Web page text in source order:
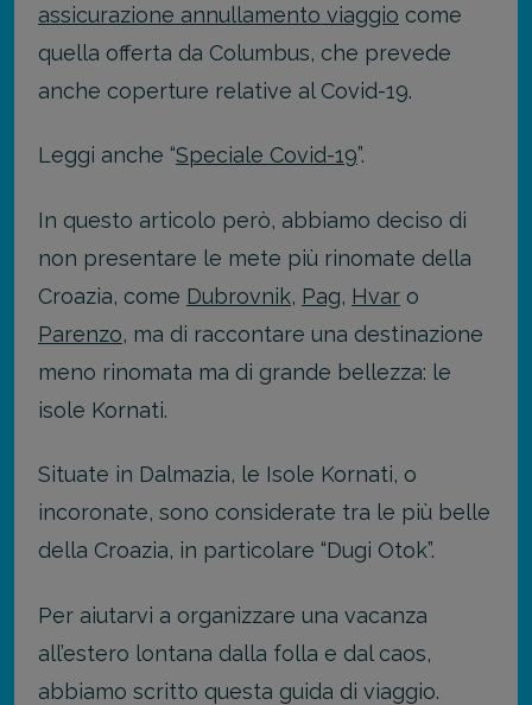
assicurazione annullamento viaggio come
quella offerta da Columbus, che prevede
anche coperture relative al Covid-19.
Leggi anche “Speciale Covid-19”.
In questo articolo però, abbiamo deciso di
non presentare le mete più rinomate della
Croazia, come Dubrovnik, Pag, Hvar o
Parenzo, ma di raccontare una destinazione
meno rinomata ma di grande bellezza: le
isole Kornati.
Situate in Dalmazia, le Isole Kornati, o
incoronate, sono considerate tra le più belle
della Croazia, in particolare “Dugi Otok”.
Per aiutarvi a organizzare una vacanza
all’estero lontana dalla folla e dal caos,
abbiamo scritto questa guida di viaggio.